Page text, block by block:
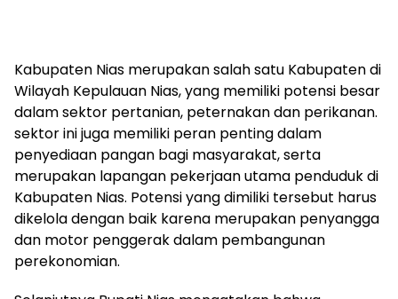
Kabupaten Nias merupakan salah satu Kabupaten di
Wilayah Kepulauan Nias, yang memiliki potensi besar
dalam sektor pertanian, peternakan dan perikanan.
sektor ini juga memiliki peran penting dalam
penyediaan pangan bagi masyarakat, serta
merupakan lapangan pekerjaan utama penduduk di
Kabupaten Nias. Potensi yang dimiliki tersebut harus
dikelola dengan baik karena merupakan penyangga
dan motor penggerak dalam pembangunan
perekonomian.